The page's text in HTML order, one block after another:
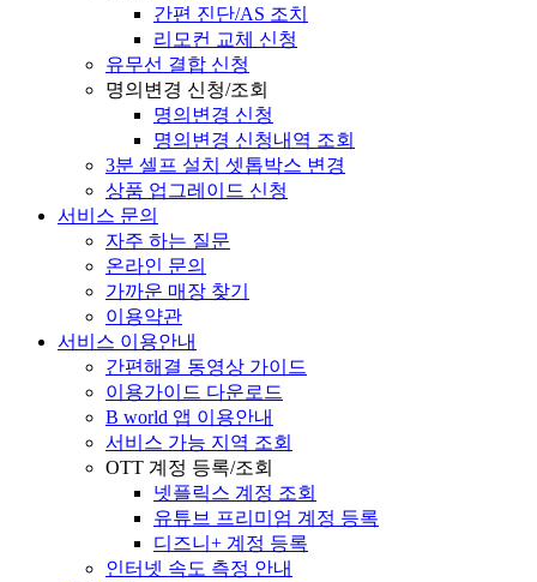
간편 진단/AS 조치
리모컨 교체 신청
유무선 결합 신청
명의변경 신청/조회
명의변경 신청
명의변경 신청내역 조회
3분 셀프 설치 셋톱박스 변경
상품 업그레이드 신청
서비스 문의
자주 하는 질문
온라인 문의
가까운 매장 찾기
이용약관
서비스 이용안내
간편해결 동영상 가이드
이용가이드 다운로드
B world 앱 이용안내
서비스 가능 지역 조회
OTT 계정 등록/조회
넷플릭스 계정 조회
유튜브 프리미엄 계정 등록
디즈니+ 계정 등록
인터넷 속도 측정 안내